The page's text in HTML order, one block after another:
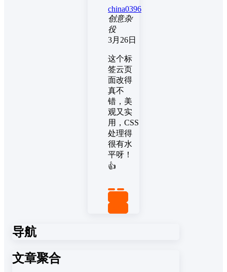
china0396
创意杂
役
3月26日
这个标
签云页
面改得
真不
错，美
观又实
用，CSS
处理得
很有水
平呀！
👍
导航
文章聚合